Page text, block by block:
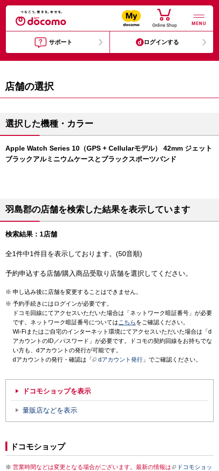
MENU
サポート ログインする
店舗の選択
選択した機種・カラー
Apple Watch Series 10（GPS + Cellularモデル） 42mm ジェット
ブラックアルミニウムケースとブラックスポーツバンド
羽島郡の店舗を検索した結果を表示しています
検索結果：1店舗
全1件中1件目を表示しております。(50音順)
予約申込する店舗/購入商品受取り店舗を選択してください。
申し込み後に店舗を変更することはできません。
予約手続きにはログインが必要です。
ドコモ回線にてアクセスいただいた場合は「ネットワーク暗証番号」が必要
です。ネットワーク暗証番号についてはこちら をご確認ください。
Wi-Fiまたはご自宅のインターネット環境にてアクセスいただいた場合は「d
アカウントのID／パスワード」が必要です。ドコモの契約回線をお持ちでな
い方も、dアカウントの発行が可能です。
dアカウントの発行・確認は「
dアカウント発行 」でご確認ください。
ドコモショップを表示
量販店などを表示
ドコモショップ
営業時間などは変更となる場合がございます。最新の情報は
ドコモショッ